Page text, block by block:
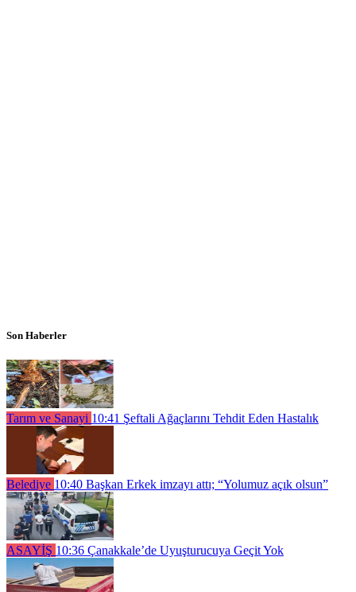
Son Haberler
Tarım ve Sanayi 10:41 Şeftali Ağaçlarını Tehdit Eden Hastalık
Belediye 10:40 Başkan Erkek imzayı attı; “Yolumuz açık olsun”
ASAYİŞ 10:36 Çanakkale’de Uyuşturucuya Geçit Yok